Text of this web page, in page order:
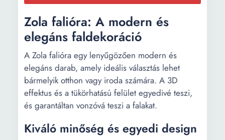
Zola falióra: A modern és
elegáns faldekoráció
A Zola falióra egy lenyűgözően modern és
elegáns darab, amely ideális választás lehet
bármelyik otthon vagy iroda számára. A 3D
effektus és a tükörhatású felület egyedivé teszi,
és garantáltan vonzóvá teszi a falakat.
Kiváló minőség és egyedi design